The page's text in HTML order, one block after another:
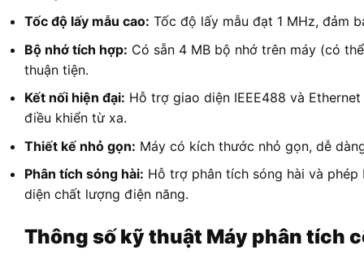
Tốc độ lấy mẫu cao: Tốc độ lấy mẫu đạt 1 MHz, đảm
Bộ nhớ tích hợp: Có sẵn 4 MB bộ nhớ trên máy (có
thuận tiện.
Kết nối hiện đại: Hỗ trợ giao diện IEEE488 và
điều khiển từ xa.
Thiết kế nhỏ gọn: Máy có kích thước nhỏ gọn, dễ
Phân tích sóng hài: Hỗ trợ phân tích sóng hài và phép
diện chất lượng điện năng.
Thông số kỹ thuật Máy phân tích